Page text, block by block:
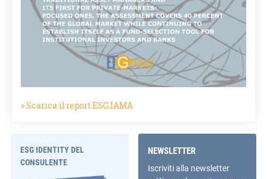
» Scarica il report ESG.IAMA
ESG IDENTITY DEL
CONSULENTE
NEWSLETTER
Iscriviti alla newsletter